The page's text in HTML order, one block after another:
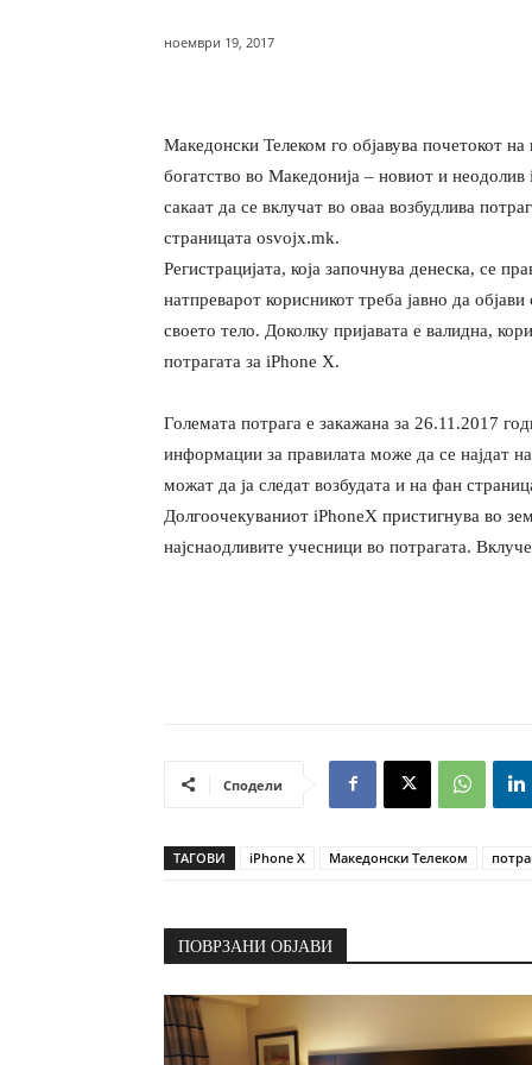
ноември 19, 2017
Македонски Телеком го објавува почетокот на
богатство во Македонија – новиот и
сакаат да се вклучат во оваа возбудлива
страницата osvojx.mk.
Регистрацијата, која започнува денеска, се
натпреварот корисникот треба јавно да
своето тело. Доколку пријавата е валидна,
потрагата за iPhone X.
Големата потрага е закажана за 26.11.2017
информации за правилата може да се најдат
можат да ја следат возбудата и на фан
Долгоочекуваниот iPhoneX пристигнува во
најснаодливите учесници во потрагата.
Сподели
ТАГОВИ iPhone X Македонски Телеком
ПОВРЗАНИ ОБЈАВИ